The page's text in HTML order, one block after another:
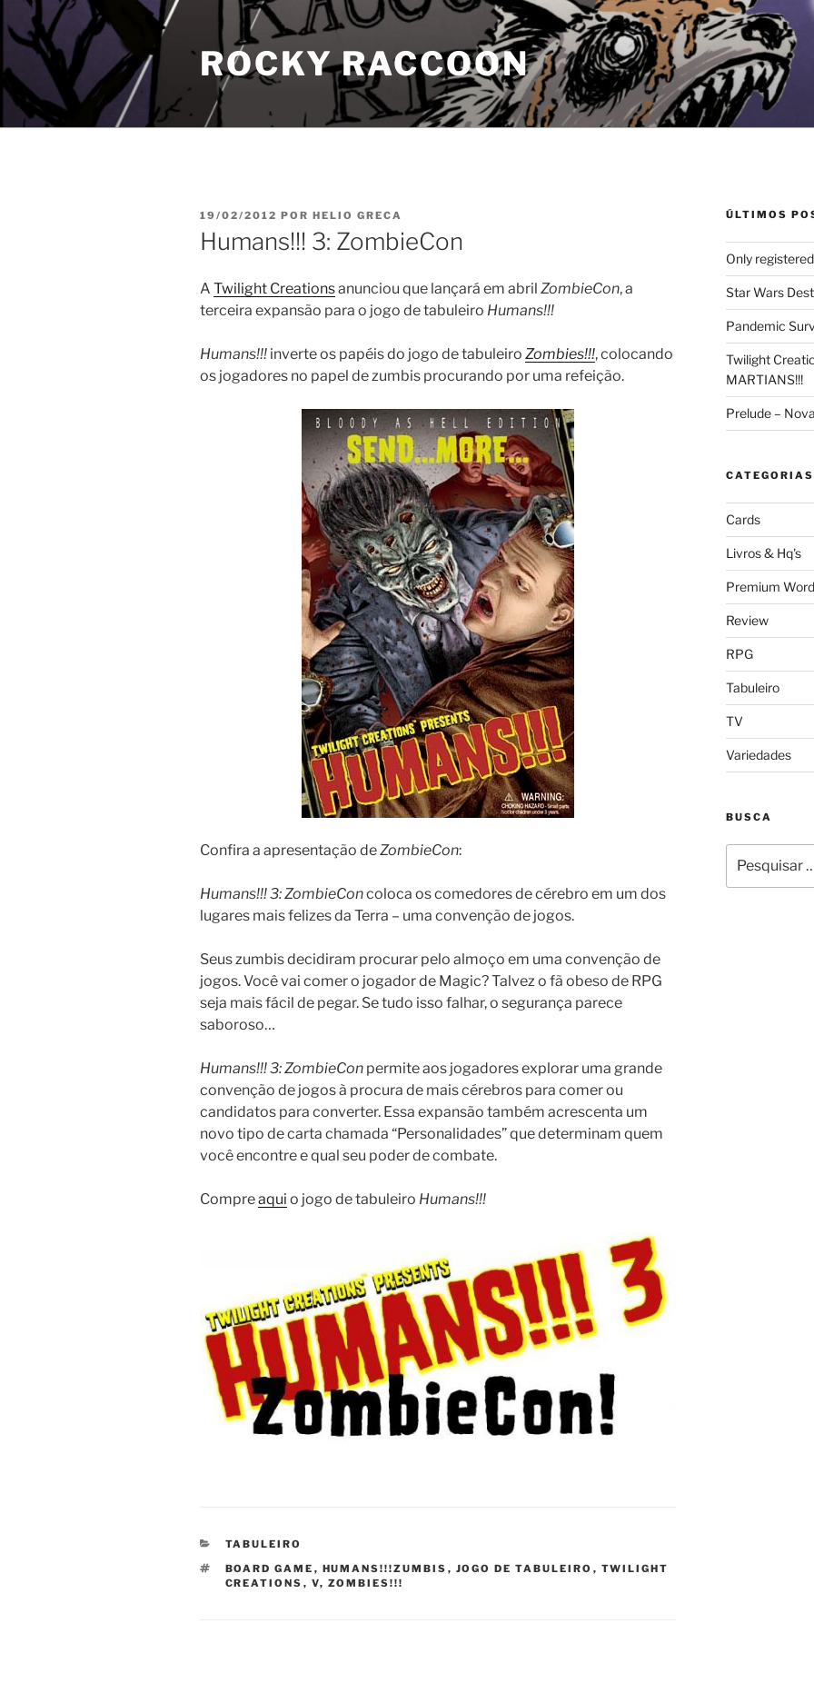
Pular
para
conteúdo
ROCKY RACCOON
PUBLICADO
EM
19/02/2012 POR HELIO GRECA
Humans!!! 3: ZombieCon
A Twilight Creationsanunciou que lançará em abril ZombieCon, a
terceira expansão para o jogo de tabuleiro Humans!!!
Humans!!! inverte os papéis do jogo de tabuleiro Zombies!!!, colocando
os jogadores no papel de zumbis procurando por uma refeição.
Confira a apresentação deZombieCon:
Humans!!! 3: ZombieConcoloca os comedores de cérebro em um dos
lugares mais felizes da Terra – uma convenção de jogos.
Seus zumbis decidiram procurar pelo almoço em uma convenção de
jogos. Você vai comer o jogador de Magic? Talvez o fã obeso de RPG
seja mais fácil de pegar. Se tudo isso falhar, o segurança parece
saboroso…
Humans!!! 3: ZombieCon permite aos jogadores explorar uma grande
convenção de jogos à procura de mais cérebros para comer ou
candidatos para converter. Essa expansão também acrescenta um
novo tipo de carta chamada “Personalidades” que determinam quem
você encontre e qual seu poder de combate.
Compreaqui o jogo de tabuleiro Humans!!!
CATEGORIAS
TABULEIRO
TAGS
BOARD GAME , HUMANS!!!ZUMBIS , JOGO DE TABULEIRO , TWILIGHT
CREATIONS , V, ZOMBIES!!!
ÚLTIMOS
Only
Star Wars
Pandemic
Twilight
MARTIANS!!!
Prelude –
CATEGORIAS
Cards
Livros & Hq's
Premium
Review
RPG
Tabuleiro
TV
Variedades
BUSCA
por: